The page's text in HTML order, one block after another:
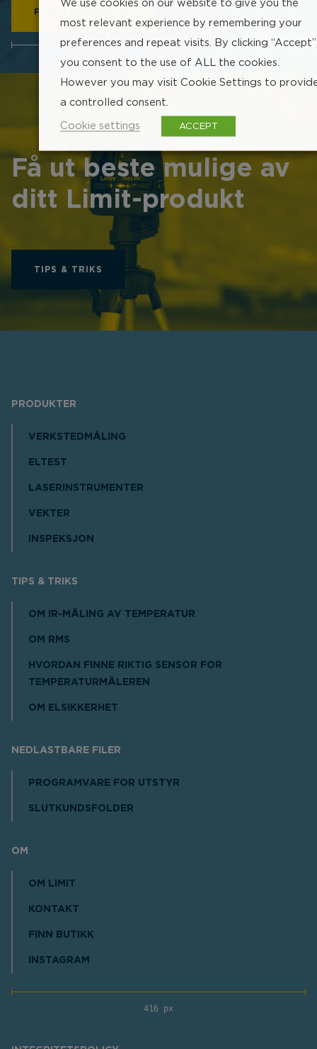
FINN FORHANDLER
204 px
Få ut beste mulige av
ditt Limit-produkt
TIPS & TRIKS
PRODUKTER
VERKSTEDMÅLING
ELTEST
LASERINSTRUMENTER
VEKTER
INSPEKSJON
TIPS & TRIKS
OM IR-MÅLING AV TEMPERATUR
OM RMS
HVORDAN FINNE RIKTIG SENSOR FOR
TEMPERATURMÅLEREN
OM ELSIKKERHET
NEDLASTBARE FILER
PROGRAMVARE FOR UTSTYR
SLUTKUNDSFOLDER
OM
OM LIMIT
KONTAKT
FINN BUTIKK
INSTAGRAM
416 px
We use cookies on our website to give you the
most relevant experience by remembering your
preferences and repeat visits. By clicking
you consent to the use of ALL the cookies.
However you may visit Cookie Settings to
a controlled consent.
Cookie settings ACCEPT